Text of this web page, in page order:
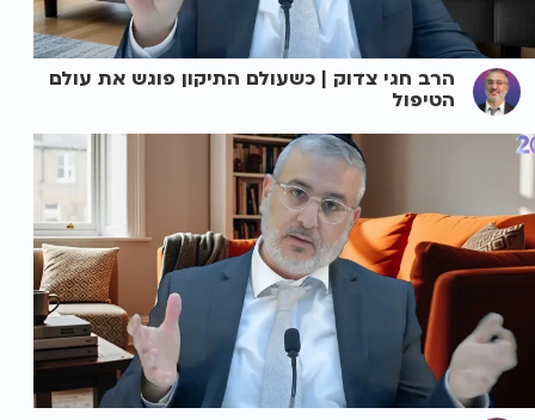
הרב חגי צדוק | כשעולם התיקון פוגש את עולם
הטיפול